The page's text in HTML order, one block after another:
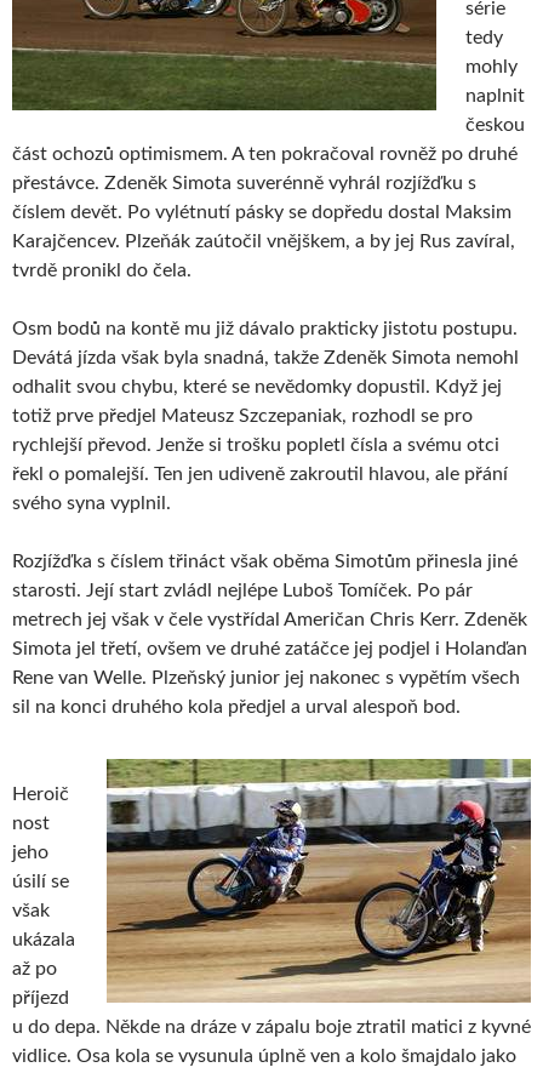
série
tedy
mohly
naplnit
českou
část ochozů optimismem. A ten pokračoval rovněž po druhé
přestávce. Zdeněk Simota suverénně vyhrál rozjížďku s
číslem devět. Po vylétnutí pásky se dopředu dostal Maksim
Karajčencev. Plzeňák zaútočil vnějškem, a by jej Rus zavíral,
tvrdě pronikl do čela.
Osm bodů na kontě mu již dávalo prakticky jistotu postupu.
Devátá jízda však byla snadná, takže Zdeněk Simota nemohl
odhalit svou chybu, které se nevědomky dopustil. Když jej
totiž prve předjel Mateusz Szczepaniak, rozhodl se pro
rychlejší převod. Jenže si trošku popletl čísla a svému otci
řekl o pomalejší. Ten jen udiveně zakroutil hlavou, ale přání
svého syna vyplnil.
Rozjížďka s číslem třináct však oběma Simotům přinesla jiné
starosti. Její start zvládl nejlépe Luboš Tomíček. Po pár
metrech jej však v čele vystřídal Američan Chris Kerr. Zdeněk
Simota jel třetí, ovšem ve druhé zatáčce jej podjel i Holanďan
Rene van Welle. Plzeňský junior jej nakonec s vypětím všech
sil na konci druhého kola předjel a urval alespoň bod.
Heroič
nost
jeho
úsilí se
však
ukázala
až po
příjezd
u do depa. Někde na dráze v zápalu boje ztratil matici z kyvné
vidlice. Osa kola se vysunula úplně ven a kolo šmajdalo jako